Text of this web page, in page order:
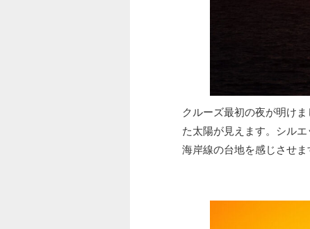
クルーズ最初の夜が明け
た太陽が見えます。シル
海岸線の台地を感じさせま